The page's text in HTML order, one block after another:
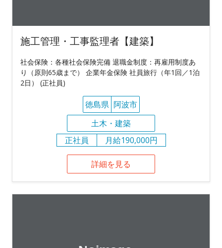
施工管理・工事監理者【建築】
社会保険：各種社会保険完備 退職金制度：再雇用制度あ
り（原則65歳まで） 企業年金保険 社員旅行（年1回／1泊
2日） (正社員)
徳島県 阿波市
土木・建築
正社員
月給190,000円
詳細を見る